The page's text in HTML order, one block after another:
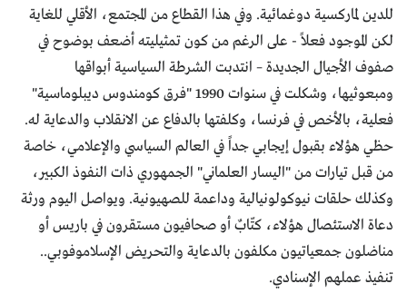
للدين لماركسية دوغمائية. وفي هذا القطاع من المجتمع، الأقلي للغاية
لكن الموجود فعلاً - على الرغم من كون تمثيليته أضعف بوضوح في
صفوف الأجيال الجديدة – انتدبت الشرطة السياسية أبواقها
ومبعوثيها، وشكلت في سنوات 1990 "فرق كومندوس ديبلوماسية"
فعلية، بالأخص في فرنسا، وكلفتها بالدفاع عن الانقلاب والدعاية له.
حظي هؤلاء بقبول إيجابي جداً في العالم السياسي والإعلامي، خاصة
من قبل تيارات من "اليسار العلماني" الجمهوري ذات النفوذ الكبير،
وكذلك حلقات نيوكولونيالية وداعمة للصهيونية. ويواصل اليوم ورثة
دعاة الاستئصال هؤلاء، كتّابٌ أو صحافيون مستقرون في باريس أو
مناضلون جمعياتيون مكلفون بالدعاية والتحريض الإسلاموفوبي..
تنفيذ عملهم الإسنادي.